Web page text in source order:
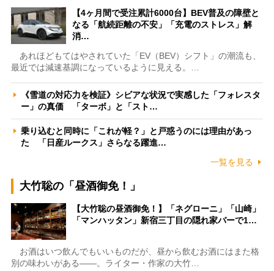
【4ヶ月間で受注累計6000台】BEV普及の障壁と
なる「航続距離の不安」「充電のストレス」解
消…
あれほどもてはやされていた「EV（BEV）シフト」の潮流も、
最近では減速基調になっているように見える。…
《雪道の対応力を検証》シビアな状況で実感した「フォレスタ
ー」の真価 「ターボ」と「スト…
乗り込むと同時に「これが軽？」と戸惑うのには理由があっ
た 「日産ルークス」さらなる躍進…
一覧を見る
大竹聡の「昼酒御免！」
【大竹聡の昼酒御免！】「ネグローニ」「山崎」
「マンハッタン」新宿三丁目の隠れ家バーで1…
お酒はいつ飲んでもいいものだが、昼から飲むお酒にはまた格
別の味わいがある――。ライター・作家の大竹…